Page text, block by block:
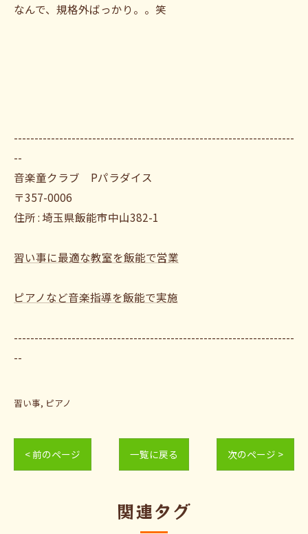
なんで、規格外ばっかり。。笑
--------------------------------------------------------------------
--
音楽童クラブ Pパラダイス
〒357-0006
住所 : 埼玉県飯能市中山382-1
習い事に最適な教室を飯能で営業
ピアノなど音楽指導を飯能で実施
--------------------------------------------------------------------
--
習い事 ピアノ
< 前のページ 一覧に戻る 次のページ >
関連タグ